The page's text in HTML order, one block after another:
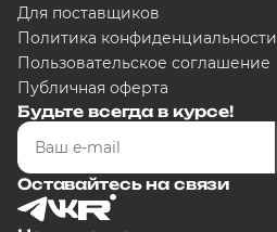
Для поставщиков
Политика конфиденциальности
Пользовательское соглашение
Публичная оферта
Будьте всегда в курсе!
Оставайтесь на связи